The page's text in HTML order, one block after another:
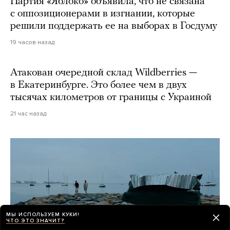
с оппозиционерами в изгнании, которые
решили поддержать ее на выборах в Госдуму
19 часов назад
Атакован очередной склад Wildberries —
в Екатеринбурге. Это более чем в двух
тысячах километров от границы с Украиной
21 час назад
МЫ ИСПОЛЬЗУЕМ КУКИ!
ЧТО ЭТО ЗНАЧИТ?